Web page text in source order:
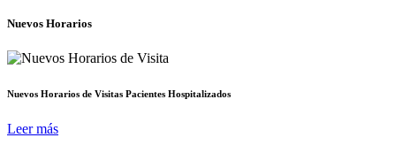
Nuevos Horarios
Nuevos Horarios de Visitas Pacientes Hospitalizados
Leer más